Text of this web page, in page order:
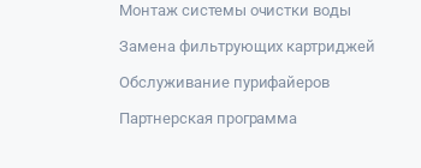
Монтаж системы очистки воды
Замена фильтрующих картриджей
Обслуживание пурифайеров
Партнерская программа